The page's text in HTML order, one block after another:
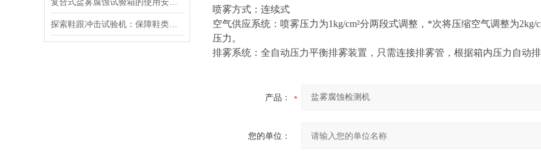
喷雾方式：连续式
空气供应系统：喷雾压力为1kg/cm²分两段式调整，*次将压缩空气调整为2kg/
压力。
排雾系统：全自动压力平衡排雾装置，只需连接排雾管，根据箱内压力自动
产品：
您的单位：